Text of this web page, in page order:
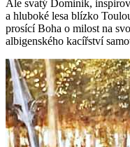
Ale svatý Dominik,
a hluboké lesa blízko
prosící Boha o milost na
albigenského kacířství